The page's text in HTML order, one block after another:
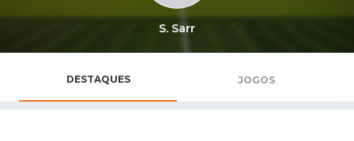
S. Sarr
DESTAQUES JOGOS